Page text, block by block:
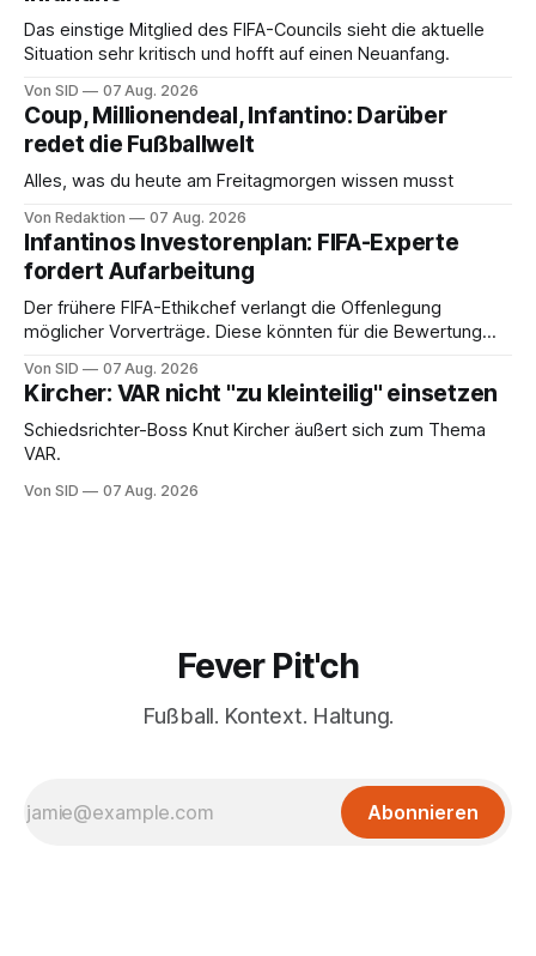
Das einstige Mitglied des FIFA-Councils sieht die aktuelle
Situation sehr kritisch und hofft auf einen Neuanfang.
Von SID 07 Aug. 2026
Coup, Millionendeal, Infantino: Darüber
redet die Fußballwelt
Alles, was du heute am Freitagmorgen wissen musst
Von Redaktion 07 Aug. 2026
Infantinos Investorenplan: FIFA-Experte
fordert Aufarbeitung
Der frühere FIFA-Ethikchef verlangt die Offenlegung
möglicher Vorverträge. Diese könnten für die Bewertung
Von SID 07 Aug. 2026
Kircher: VAR nicht "zu kleinteilig" einsetzen
Schiedsrichter-Boss Knut Kircher äußert sich zum Thema
VAR.
Von SID 07 Aug. 2026
Fever Pit'ch
Fußball. Kontext. Haltung.
Abonnieren